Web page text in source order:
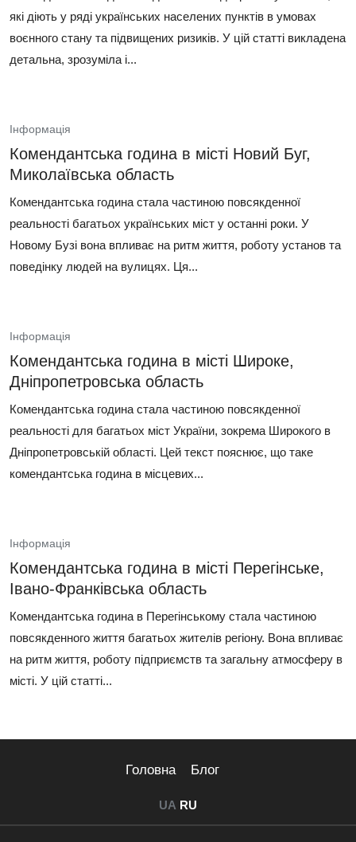
які діють у ряді українських населених пунктів в умовах
воєнного стану та підвищених ризиків. У цій статті викладена
детальна, зрозуміла і...
Інформація
Комендантська година в місті Новий Буг,
Миколаївська область
Комендантська година стала частиною повсякденної
реальності багатьох українських міст у останні роки. У
Новому Бузі вона впливає на ритм життя, роботу установ та
поведінку людей на вулицях. Ця...
Інформація
Комендантська година в місті Широке,
Дніпропетровська область
Комендантська година стала частиною повсякденної
реальності для багатьох міст України, зокрема Широкого в
Дніпропетровській області. Цей текст пояснює, що таке
комендантська година в місцевих...
Інформація
Комендантська година в місті Перегінське,
Івано-Франківська область
Комендантська година в Перегінському стала частиною
повсякденного життя багатьох жителів регіону. Вона впливає
на ритм життя, роботу підприємств та загальну атмосферу в
місті. У цій статті...
Головна Блог
UA RU